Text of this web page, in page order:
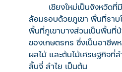
ล้อมรอบด้วยภูเขา พื้นที่รา
พื้นที่ภูเขาบางส่วนเป็นพื้นที่
ของเกษตรกร ซึ่งเป็นอาชี
ผลไม้ และต้นไม้เศรษฐกิจที่
ลิ้นจี่ ลำไย เป็นต้น